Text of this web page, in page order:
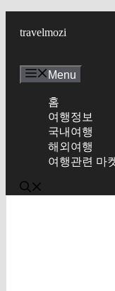
travelmozi
Menu
홈
여행정보
국내여행
해외여행
여행관련 마